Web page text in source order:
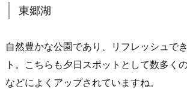
東郷湖
自然豊かな公園であり、リフレッシュで
ト。こちらも夕日スポットとして数多く
などによくアップされていますね。